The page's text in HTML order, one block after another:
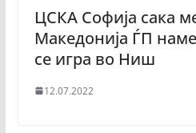
ЦСКА Софија сака
Македонија ЃП
се игра во Ниш
12.07.2022